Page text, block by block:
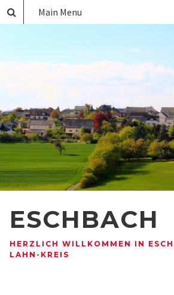
ESCHBACH
HERZLICH WILLKOMMEN IN
LAHN-KREIS
Main Menu